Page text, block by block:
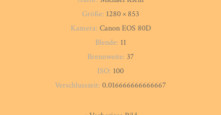
Größe: 1280 × 853
Kamera: Canon EOS 80D
Blende: 11
Brennweite: 37
ISO: 100
Verschlusszeit: 0.016666666666667